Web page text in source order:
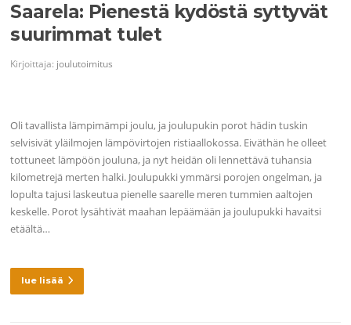
Saarela: Pienestä kydöstä syttyvät
suurimmat tulet
Kirjoittaja: joulutoimitus
Oli tavallista lämpimämpi joulu, ja joulupukin porot hädin tuskin
selvisivät yläilmojen lämpövirtojen ristiaallokossa. Eiväthän he olleet
tottuneet lämpöön jouluna, ja nyt heidän oli lennettävä tuhansia
kilometrejä merten halki. Joulupukki ymmärsi porojen ongelman, ja
lopulta tajusi laskeutua pienelle saarelle meren tummien aaltojen
keskelle. Porot lysähtivät maahan lepäämään ja joulupukki havaitsi
etäältä…
lue lisää